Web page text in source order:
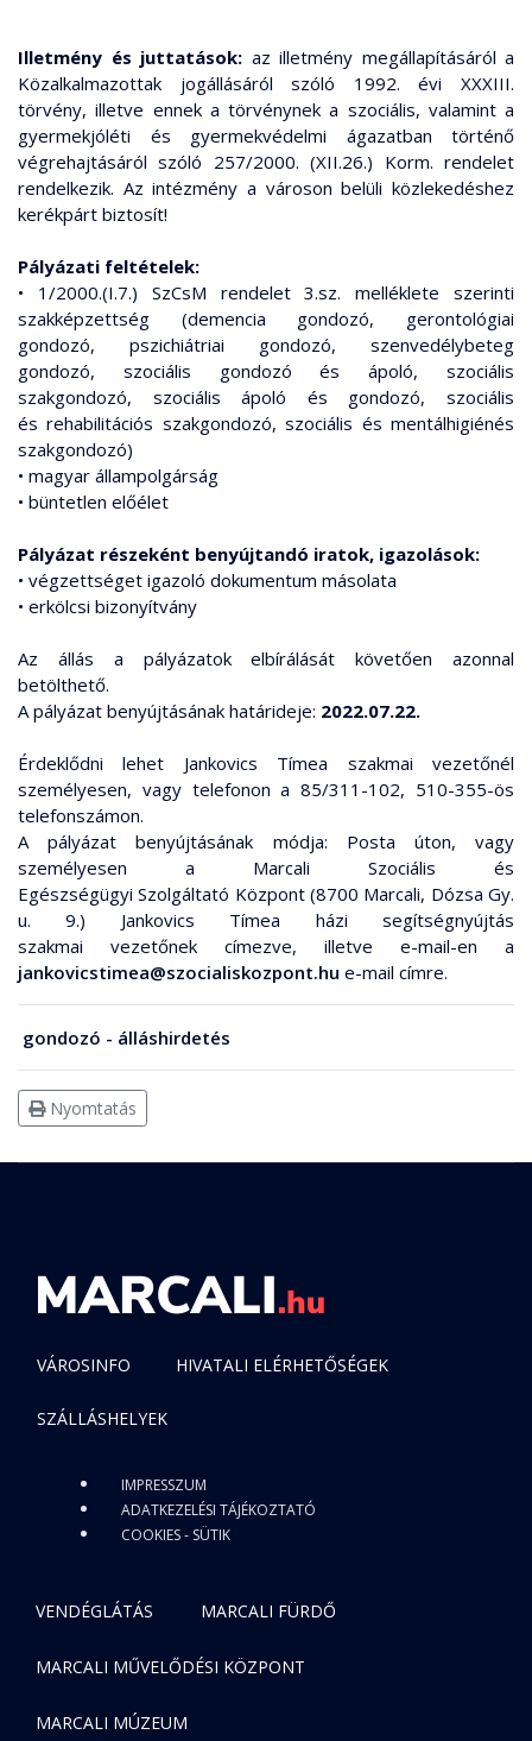
Illetmény és juttatások: az illetmény megállapításáról a
Közalkalmazottak jogállásáról szóló 1992. évi XXXIII.
törvény, illetve ennek a törvénynek a szociális, valamint a
gyermekjóléti és gyermekvédelmi ágazatban történő
végrehajtásáról szóló 257/2000. (XII.26.) Korm. rendelet
rendelkezik. Az intézmény a városon belüli közlekedéshez
kerékpárt biztosít!
Pályázati feltételek:
• 1/2000.(I.7.) SzCsM rendelet 3.sz. melléklete szerinti
szakképzettség (demencia gondozó, gerontológiai
gondozó, pszichiátriai gondozó, szenvedélybeteg
gondozó, szociális gondozó és ápoló, szociális
szakgondozó, szociális ápoló és gondozó, szociális
és rehabilitációs szakgondozó, szociális és mentálhigiénés
szakgondozó)
• magyar állampolgárság
• büntetlen előélet
Pályázat részeként benyújtandó iratok, igazolások:
• végzettséget igazoló dokumentum másolata
• erkölcsi bizonyítvány
Az állás a pályázatok elbírálását követően azonnal
betölthető.
A pályázat benyújtásának határideje: 2022.07.22.
Érdeklődni lehet Jankovics Tímea szakmai vezetőnél
személyesen, vagy telefonon a 85/311-102, 510-355-ös
telefonszámon.
A pályázat benyújtásának módja: Posta úton, vagy
személyesen a Marcali Szociális és
Egészségügyi Szolgáltató Központ (8700 Marcali, Dózsa Gy.
u. 9.) Jankovics Tímea házi segítségnyújtás
szakmai vezetőnek címezve, illetve e-mail-en a
jankovicstimea@szocialiskozpont.hu e-mail címre.
gondozó - álláshirdetés
Nyomtatás
VÁROSINFO HIVATALI ELÉRHETŐSÉGEK
SZÁLLÁSHELYEK
IMPRESSZUM
ADATKEZELÉSI TÁJÉKOZTATÓ
COOKIES - SÜTIK
VENDÉGLÁTÁS MARCALI FÜRDŐ
MARCALI MŰVELŐDÉSI KÖZPONT
MARCALI MÚZEUM